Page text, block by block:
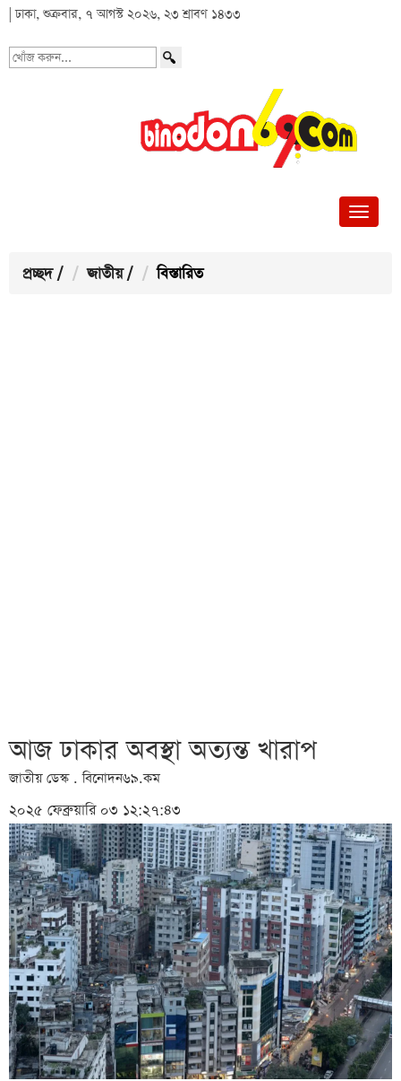
| ঢাকা, শুক্রবার, ৭ আগস্ট ২০২৬, ২৩ শ্রাবণ ১৪৩৩
খোঁজ
প্রচ্ছদ / জাতীয় / বিস্তারিত
আজ ঢাকার অবস্থা অত্যন্ত খারাপ
জাতীয় ডেস্ক . বিনোদন৬৯.কম
২০২৫ ফেব্রুয়ারি ০৩ ১২:২৭:৪৩